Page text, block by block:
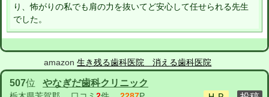
り、怖がりの私でも肩の力を抜いてど安心して任せられる先生
でした。
amazon生き残る歯科医院 消える歯科医院
507位 やなぎだ歯科クリニック